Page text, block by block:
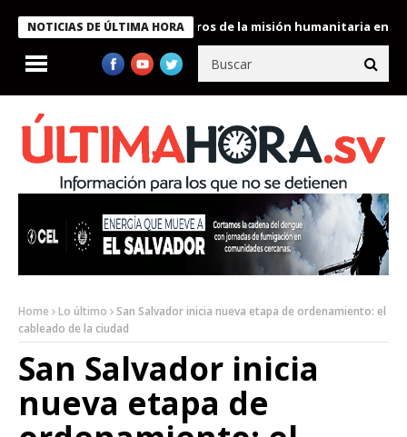
NOTICIAS DE ÚLTIMA HORA
condecora a miembros de la misión humanitaria enviada a
Home Lo último
San Salvador inicia nueva etapa de ordenamiento: el
cableado de la ciudad
San Salvador inicia
nueva etapa de